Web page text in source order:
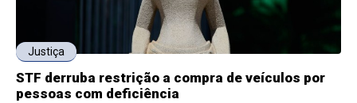
Justiça
STF derruba restrição a compra de veículos por
pessoas com deficiência